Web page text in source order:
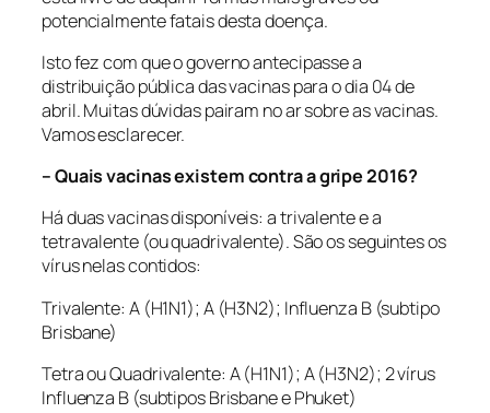
potencialmente fatais desta doença.
Isto fez com que o governo antecipasse a
distribuição pública das vacinas para o dia 04 de
abril. Muitas dúvidas pairam no ar sobre as vacinas.
Vamos esclarecer.
– Quais vacinas existem contra a gripe 2016?
Há duas vacinas disponíveis: a trivalente e a
tetravalente (ou quadrivalente). São os seguintes os
vírus nelas contidos:
Trivalente: A (H1N1); A (H3N2); Influenza B (subtipo
Brisbane)
Tetra ou Quadrivalente: A (H1N1); A (H3N2); 2 vírus
Influenza B (subtipos Brisbane e Phuket)